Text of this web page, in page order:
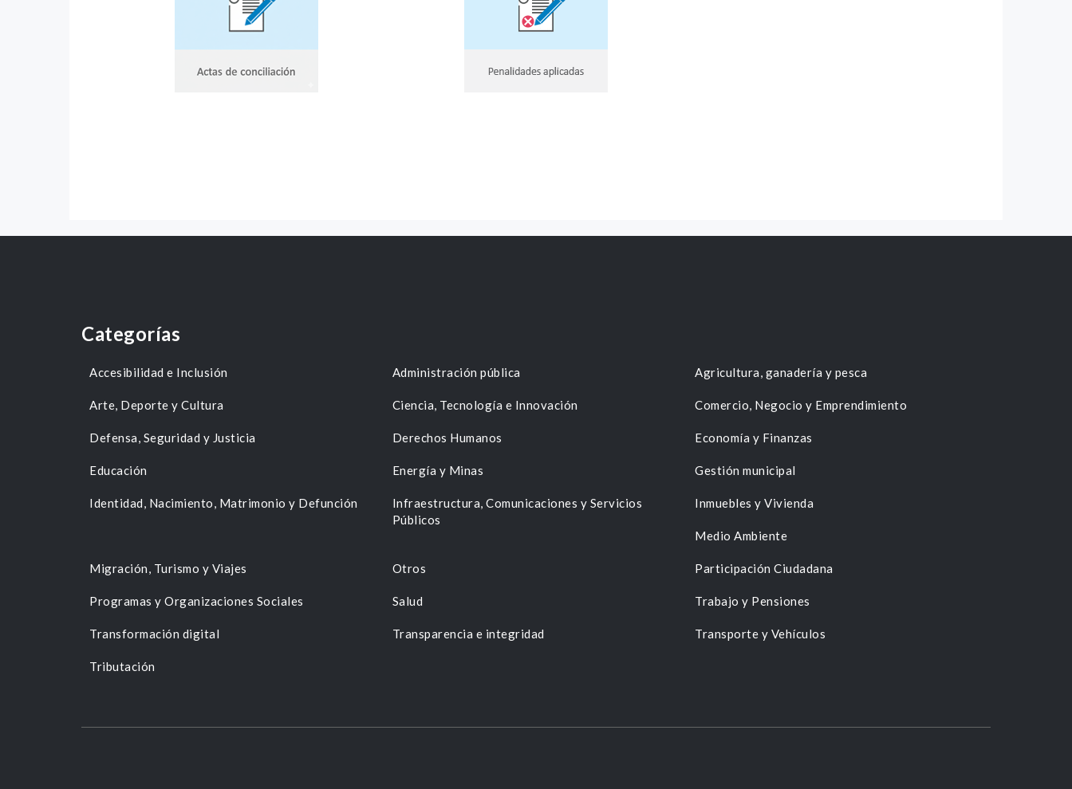
Categorías
Accesibilidad e Inclusión Administración pública Agricultura, ganadería y pesca
Arte, Deporte y Cultura Ciencia, Tecnología e Innovación Comercio, Negocio y Emprendimiento
Defensa, Seguridad y Justicia Derechos Humanos Economía y Finanzas
Educación Energía y Minas Gestión municipal
Identidad, Nacimiento, Matrimonio y Defunción
Infraestructura, Comunicaciones y Servicios
Públicos
Inmuebles y Vivienda
Medio Ambiente
Migración, Turismo y Viajes Otros Participación Ciudadana
Programas y Organizaciones Sociales Salud Trabajo y Pensiones
Transformación digital Transparencia e integridad Transporte y Vehículos
Tributación